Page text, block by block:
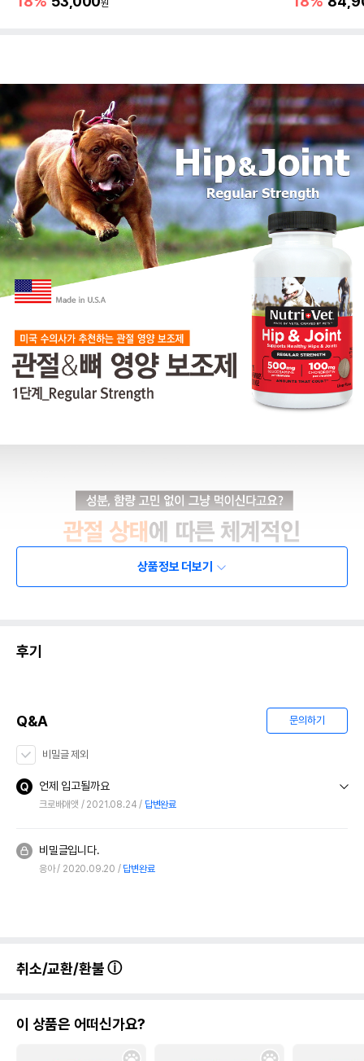
원
상품정보 더보기
후기
Q&A 문의하기
비밀글 제외
언제 입고될까요
크로배애앳 2021.08.24 답변완료
비밀글입니다.
응아 2020.09.20 답변완료
취소/교환/환불
이 상품은 어떠신가요?